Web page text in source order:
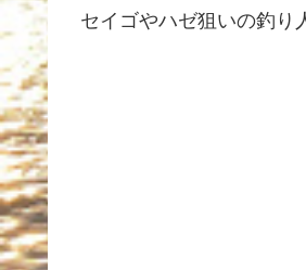
セイゴやハゼ狙いの釣り